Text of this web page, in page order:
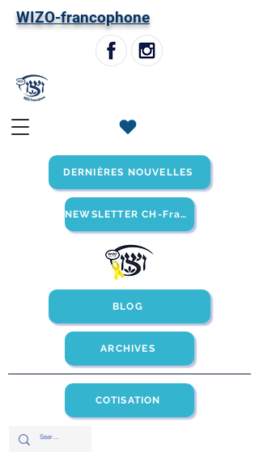
WIZO-francophone
ARCHIVES
DERNIÈRES NOUVELLES
COTISATION
NEWSLETTER CH-Francophone
BLOG